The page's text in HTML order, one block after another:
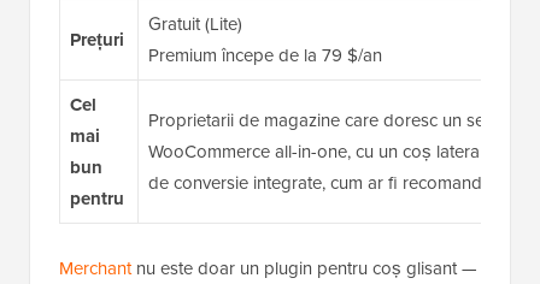
Prețuri
Gratuit (Lite)
Premium începe de la 79 $/an
Cel
mai
bun
pentru
Proprietarii de magazine care doresc un set de
WooCommerce all-in-one, cu un coș lateral
de conversie integrate, cum ar fi recomandări și
Merchantnu este doar un plugin pentru coș glisant —